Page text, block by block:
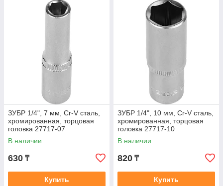
ЗУБР 1/4", 7 мм, Cr-V сталь,
хромированная, торцовая
головка 27717-07
В наличии
630 ₸
Купить
ЗУБР 1/4", 10 мм, Cr-V сталь,
хромированная, торцовая
головка 27717-10
В наличии
820 ₸
Купить